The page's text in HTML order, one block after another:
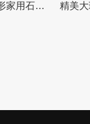
天然大理石雕刻圓形家用石桌石凳